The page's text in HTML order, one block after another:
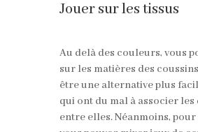
Jouer sur les tissus
Au delà des couleurs, vous
sur les matières des
être une alternative plus
qui ont du mal à associer
entre elles. Néanmoins, pour